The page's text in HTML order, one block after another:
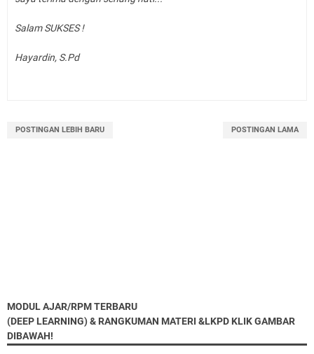
Salam SUKSES !
Hayardin, S.Pd
POSTINGAN LEBIH BARU POSTINGAN LAMA
MODUL AJAR/RPM TERBARU
(DEEP LEARNING) & RANGKUMAN MATERI &LKPD KLIK GAMBAR
DIBAWAH!